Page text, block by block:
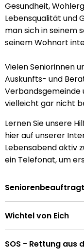
Gesundheit,
Lebensqualität und
man sich in seinem
seinem Wohnort
Vielen Seniorinnen
Auskunfts- und
Verbandsgemeinde
vielleicht gar nicht
Lernen Sie unsere
hier auf unserer
Lebensabend aktiv
ein Telefonat, um
Wichtel von Eich
SOS - Rettung aus